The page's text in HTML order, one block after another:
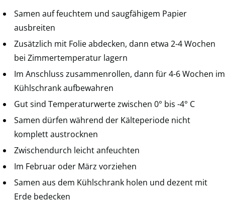
Samen auf feuchtem und saugfähigem Papier
ausbreiten
Zusätzlich mit Folie abdecken, dann etwa 2-4 Wochen
bei Zimmertemperatur lagern
Im Anschluss zusammenrollen, dann für 4-6 Wochen im
Kühlschrank aufbewahren
Gut sind Temperaturwerte zwischen 0° bis -4° C
Samen dürfen während der Kälteperiode nicht
komplett austrocknen
Zwischendurch leicht anfeuchten
Im Februar oder März vorziehen
Samen aus dem Kühlschrank holen und dezent mit
Erde bedecken